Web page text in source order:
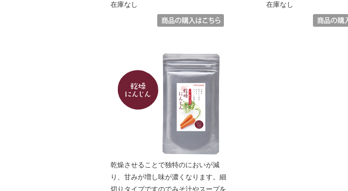
在庫なし
在庫なし
乾燥させることで独特のにおいが減
り、甘みが増し味が濃くなります。細
切りタイプですのでみそ汁やスープを